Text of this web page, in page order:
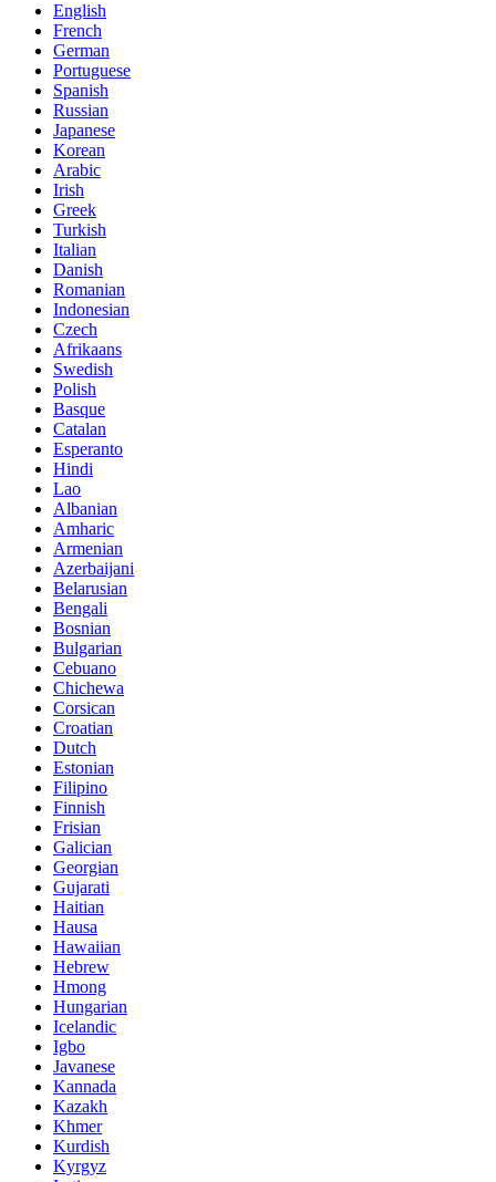
English
French
German
Portuguese
Spanish
Russian
Japanese
Korean
Arabic
Irish
Greek
Turkish
Italian
Danish
Romanian
Indonesian
Czech
Afrikaans
Swedish
Polish
Basque
Catalan
Esperanto
Hindi
Lao
Albanian
Amharic
Armenian
Azerbaijani
Belarusian
Bengali
Bosnian
Bulgarian
Cebuano
Chichewa
Corsican
Croatian
Dutch
Estonian
Filipino
Finnish
Frisian
Galician
Georgian
Gujarati
Haitian
Hausa
Hawaiian
Hebrew
Hmong
Hungarian
Icelandic
Igbo
Javanese
Kannada
Kazakh
Khmer
Kurdish
Kyrgyz